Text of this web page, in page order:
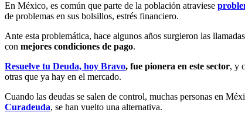
En México, es común que parte de la población atraviese
de problemas en sus bolsillos, estrés financiero.
Ante esta problemática, hace algunos años surgieron las llamadas
con mejores condiciones de pago.
Resuelve tu Deuda, hoy Bravo, fue pionera en este sector, y
otras que ya hay en el mercado.
Cuando las deudas se salen de control, muchas personas en
Curadeuda, se han vuelto una alternativa.